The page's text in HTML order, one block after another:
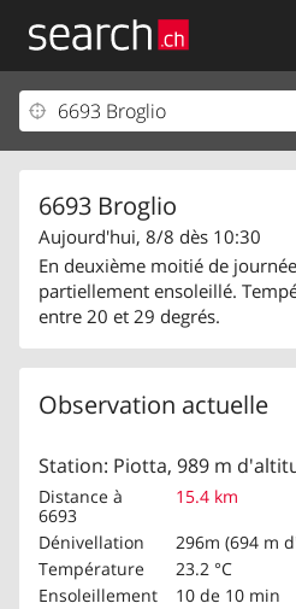
6693 Broglio
Aujourd'hui, 8/8 dès 10:30
En deuxième moitié de journée
partiellement ensoleillé.
entre 20 et 29 degrés.
Observation actuelle
Station: Piotta, 989 m
Distance à
6693
15.4 km
Dénivellation
296m (694 m
Température
23.2 °C
Ensoleillement
10 de 10 min
Votre inscription
Centre clients
Mentions Légales